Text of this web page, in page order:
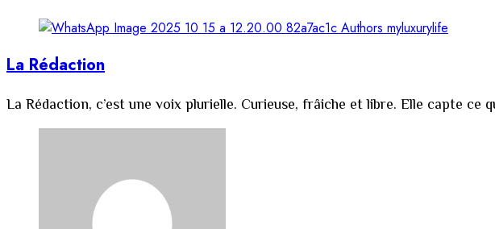
La Rédaction
La Rédaction, c’est une voix plurielle. Curieuse, frâiche et libre. Elle capte